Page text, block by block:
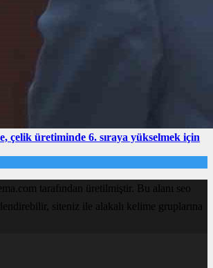
çelik üretiminde 6. sıraya yükselmek için
tarafından üretilmiştir. Bu alanı seo
siteniz ile alakalı kelime gruplarına